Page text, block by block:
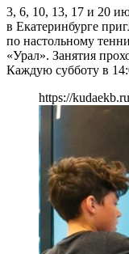
3, 6, 10, 13, 17 и 20
в Екатеринбурге
по настольному
«Урал». Занятия
Каждую субботу в
https://